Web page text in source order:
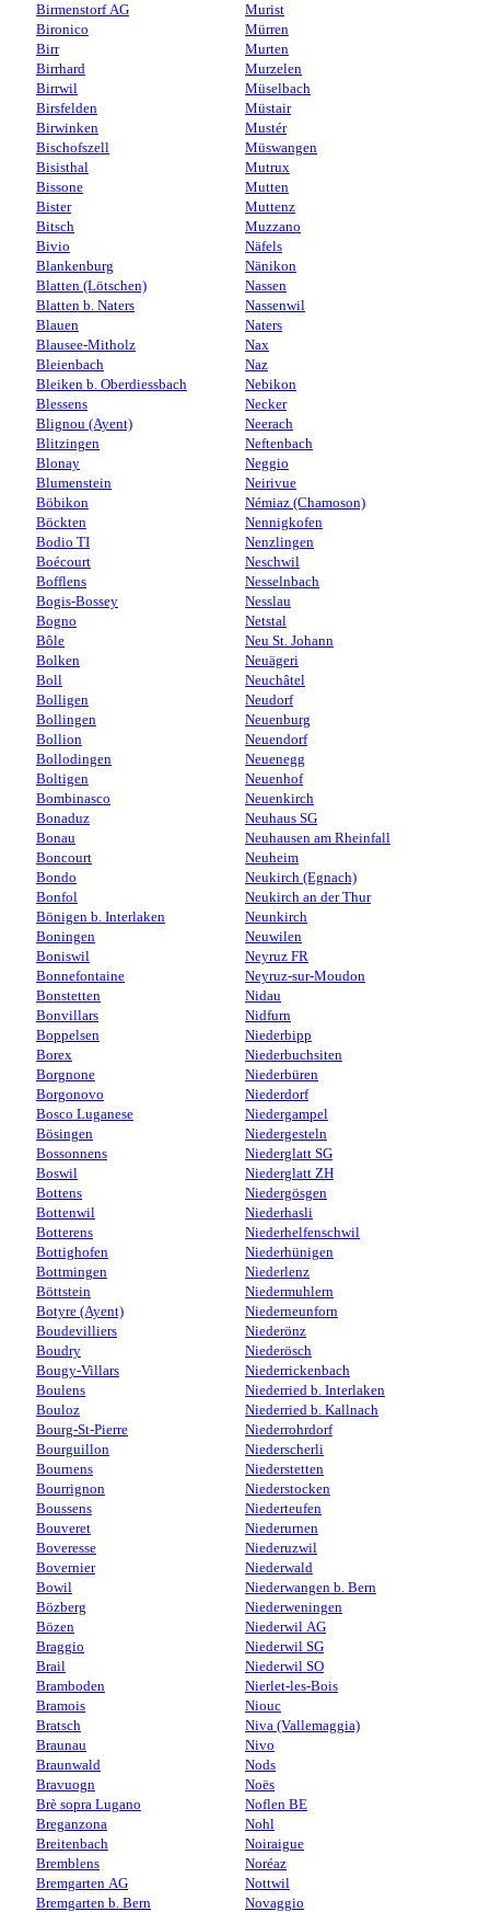
Birmenstorf AG
Bironico
Birr
Birrhard
Birrwil
Birsfelden
Birwinken
Bischofszell
Bisisthal
Bissone
Bister
Bitsch
Bivio
Blankenburg
Blatten (Lötschen)
Blatten b. Naters
Blauen
Blausee-Mitholz
Bleienbach
Bleiken b. Oberdiessbach
Blessens
Blignou (Ayent)
Blitzingen
Blonay
Blumenstein
Böbikon
Böckten
Bodio TI
Boécourt
Bofflens
Bogis-Bossey
Bogno
Bôle
Bolken
Boll
Bolligen
Bollingen
Bollion
Bollodingen
Boltigen
Bombinasco
Bonaduz
Bonau
Boncourt
Bondo
Bonfol
Bönigen b. Interlaken
Boningen
Boniswil
Bonnefontaine
Bonstetten
Bonvillars
Boppelsen
Borex
Borgnone
Borgonovo
Bosco Luganese
Bösingen
Bossonnens
Boswil
Bottens
Bottenwil
Botterens
Bottighofen
Bottmingen
Böttstein
Botyre (Ayent)
Boudevilliers
Boudry
Bougy-Villars
Boulens
Bouloz
Bourg-St-Pierre
Bourguillon
Bournens
Bourrignon
Boussens
Bouveret
Boveresse
Bovernier
Bowil
Bözberg
Bözen
Braggio
Brail
Bramboden
Bramois
Bratsch
Braunau
Braunwald
Bravuogn
Brè sopra Lugano
Breganzona
Breitenbach
Bremblens
Bremgarten AG
Bremgarten b. Bern
Murist
Mürren
Murten
Murzelen
Müselbach
Müstair
Mustér
Müswangen
Mutrux
Mutten
Muttenz
Muzzano
Näfels
Nänikon
Nassen
Nassenwil
Naters
Nax
Naz
Nebikon
Necker
Neerach
Neftenbach
Neggio
Neirivue
Némiaz (Chamoson)
Nennigkofen
Nenzlingen
Neschwil
Nesselnbach
Nesslau
Netstal
Neu St. Johann
Neuägeri
Neuchâtel
Neudorf
Neuenburg
Neuendorf
Neuenegg
Neuenhof
Neuenkirch
Neuhaus SG
Neuhausen am Rheinfall
Neuheim
Neukirch (Egnach)
Neukirch an der Thur
Neunkirch
Neuwilen
Neyruz FR
Neyruz-sur-Moudon
Nidau
Nidfurn
Niederbipp
Niederbuchsiten
Niederbüren
Niederdorf
Niedergampel
Niedergesteln
Niederglatt SG
Niederglatt ZH
Niedergösgen
Niederhasli
Niederhelfenschwil
Niederhünigen
Niederlenz
Niedermuhlern
Niederneunforn
Niederönz
Niederösch
Niederrickenbach
Niederried b. Interlaken
Niederried b. Kallnach
Niederrohrdorf
Niederscherli
Niederstetten
Niederstocken
Niederteufen
Niederurnen
Niederuzwil
Niederwald
Niederwangen b. Bern
Niederweningen
Niederwil AG
Niederwil SG
Niederwil SO
Nierlet-les-Bois
Niouc
Niva (Vallemaggia)
Nivo
Nods
Noës
Noflen BE
Nohl
Noiraigue
Noréaz
Nottwil
Novaggio